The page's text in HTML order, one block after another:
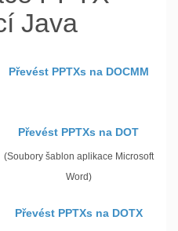
Java
Převést PPTXs na DOCMM
Převést PPTXs na DOT
(Soubory šablon aplikace Microsoft
Word)
Převést PPTXs na DOTX